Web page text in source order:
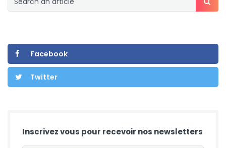
Facebook
Twitter
Inscrivez vous pour recevoir nos newsletters